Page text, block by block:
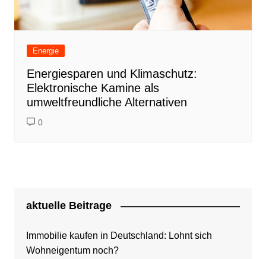
Energie
Energiesparen und Klimaschutz:
Elektronische Kamine als
umweltfreundliche Alternativen
0
aktuelle Beitrage
Immobilie kaufen in Deutschland: Lohnt sich
Wohneigentum noch?